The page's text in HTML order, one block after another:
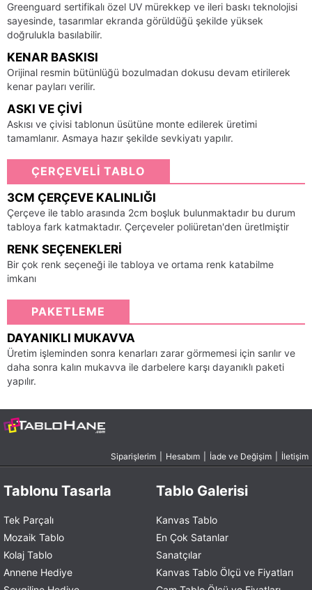
Greenguard sertifikalı özel UV mürekkep ve ileri baskı teknolojisi
sayesinde, tasarımlar ekranda görüldüğü şekilde yüksek
doğrulukla basılabilir.
KENAR BASKISI
Orijinal resmin bütünlüğü bozulmadan dokusu devam etirilerek
kenar payları verilir.
ASKI VE ÇIVI
Askısı ve çivisi tablonun üsütüne monte edilerek üretimi
tamamlanır. Asmaya hazır şekilde sevkiyatı yapılır.
ÇERÇEVELİ TABLO
3CM ÇERÇEVE KALINLIĞI
Çerçeve ile tablo arasında 2cm boşluk bulunmaktadır bu durum
tabloya fark katmaktadır. Çerçeveler poliüretan'den üretlmiştir
RENK SEÇENEKLERI
Bir çok renk seçeneği ile tabloya ve ortama renk katabilme
imkanı
PAKETLEME
DAYANIKLI MUKAVVA
Üretim işleminden sonra kenarları zarar görmemesi için sarılır ve
daha sonra kalın mukavva ile darbelere karşı dayanıklı paketi
yapılır.
Siparişlerim Hesabım İade ve Değişim İletişim
Tablonu Tasarla
Tek Parçalı
Mozaik Tablo
Kolaj Tablo
Annene Hediye
Tablo Galerisi
Kanvas Tablo
En Çok Satanlar
Sanatçılar
Kanvas Tablo Ölçü ve Fiyatları